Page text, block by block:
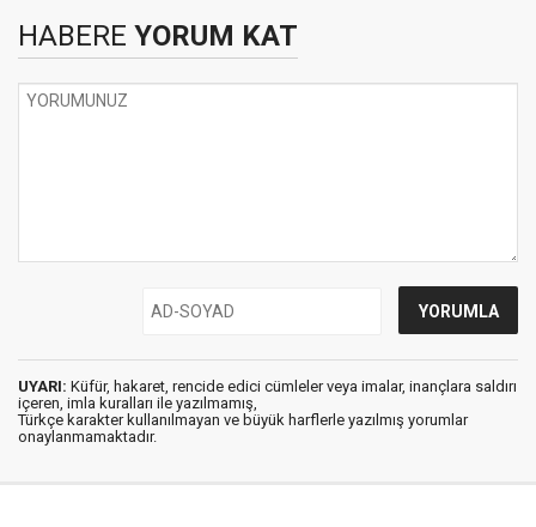
HABERE YORUM KAT
UYARI: Küfür, hakaret, rencide edici cümleler veya imalar, inançlara saldırı
içeren, imla kuralları ile yazılmamış,
Türkçe karakter kullanılmayan ve büyük harflerle yazılmış yorumlar
onaylanmamaktadır.